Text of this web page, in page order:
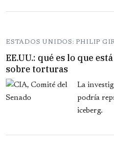
ESTADOS UNIDOS: PHILIP
EE.UU.: qué es lo que
sobre torturas
La
podría
iceberg.